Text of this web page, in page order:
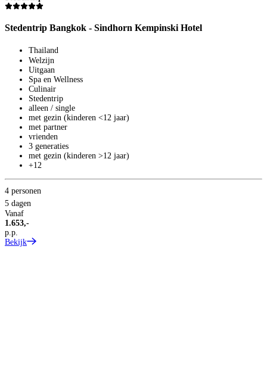
Stedentrip Bangkok - Sindhorn Kempinski Hotel
Thailand
Welzijn
Uitgaan
Spa en Wellness
Culinair
Stedentrip
alleen / single
met gezin (kinderen <12 jaar)
met partner
vrienden
3 generaties
met gezin (kinderen >12 jaar)
+12
4 personen
5 dagen
Vanaf
1.653,-
p.p.
Bekijk